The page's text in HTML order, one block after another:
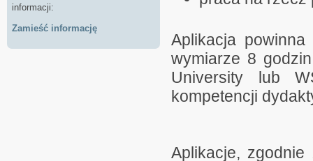
informacji:
Zamieść informację
Aplikacja powinna
wymiarze 8
University lub
kompetencji
Aplikacje,